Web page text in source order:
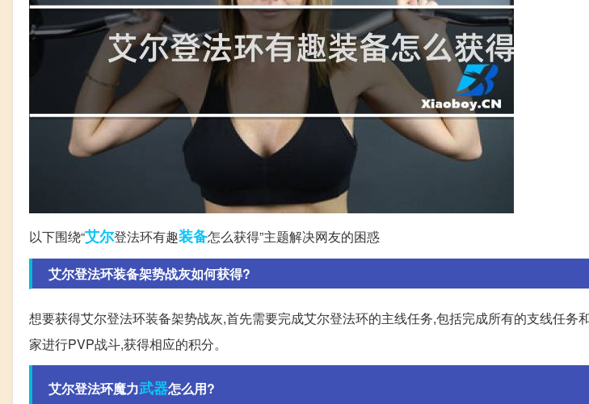
以下围绕“艾尔登法环有趣装备怎么获得”主题解决网友的困惑
艾尔登法环装备架势战灰如何获得?
想要获得艾尔登法环装备架势战灰,首先需要完成艾尔登法环的主线任务,包括完成所有的支线任务
家进行PVP战斗,获得相应的积分。
艾尔登法环魔力武器怎么用?